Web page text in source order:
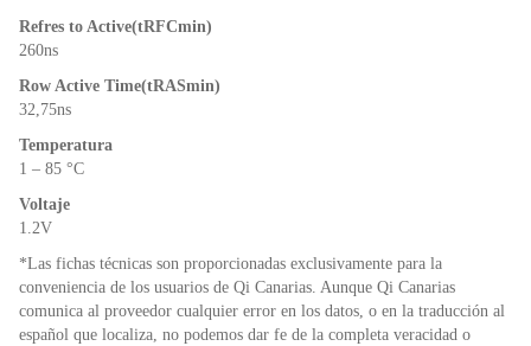
Refres to Active(tRFCmin)
260ns
Row Active Time(tRASmin)
32,75ns
Temperatura
1 – 85 °C
Voltaje
1.2V
*Las fichas técnicas son proporcionadas exclusivamente para la
conveniencia de los usuarios de Qi Canarias. Aunque Qi Canarias
comunica al proveedor cualquier error en los datos, o en la traducción al
español que localiza, no podemos dar fe de la completa veracidad o